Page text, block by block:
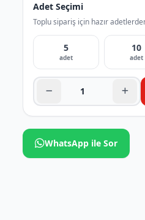
Adet Seçimi
Toplu sipariş için hazır
5
adet
10
adet
WhatsApp ile Sor